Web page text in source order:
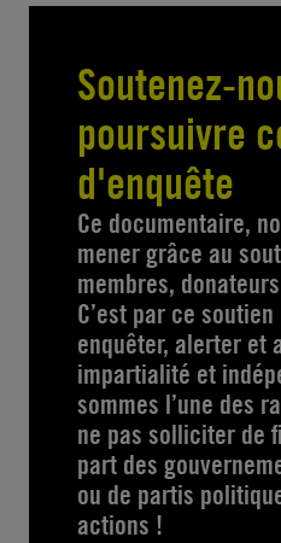
Soutenez-
poursuivre
d'enquête
Ce documentaire,
mener grâce au
membres,
C’est par ce
enquêter, alerter et
impartialité et
sommes l’une des
ne pas solliciter de
part des
ou de partis
actions !